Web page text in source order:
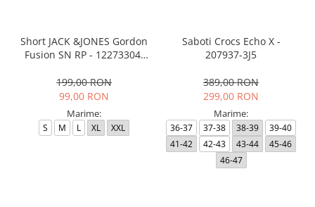
Short JACK &JONES Gordon
Fusion SN RP - 12273304-
199,00 RON
99,00 RON
Marime:
S M L XL XXL
Saboti Crocs Echo X -
207937-3J5
389,00 RON
299,00 RON
Marime:
36-37 37-38 38-39
39-40
41-42
42-43 43-44
45-46
46-47